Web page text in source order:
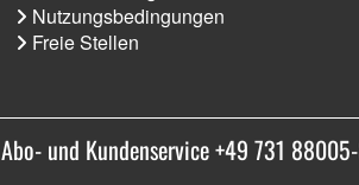
Nutzungsbedingungen
Freie Stellen
Abo- und Kundenservice +49 731